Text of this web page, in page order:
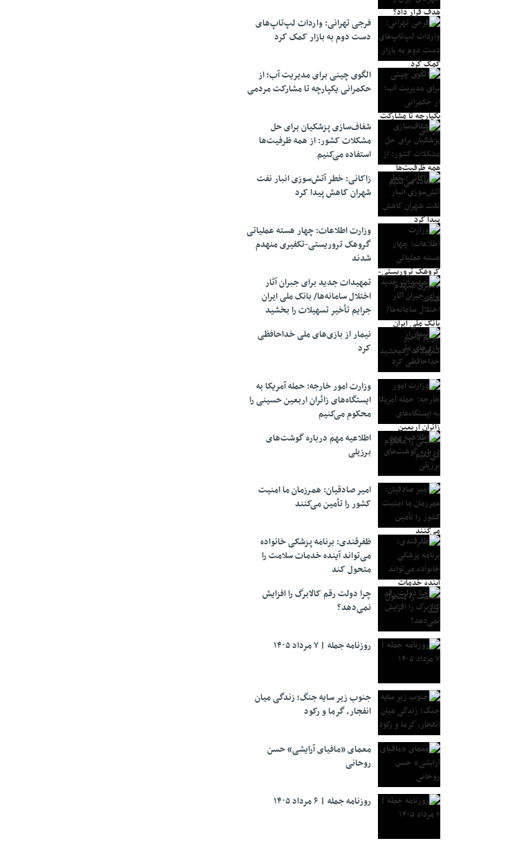
فرجی تهرانی: واردات لپ‌تاپ‌های
دست دوم به بازار کمک کرد
الگوی چینی برای مدیریت آب؛ از
حکمرانی یکپارچه تا مشارکت مردمی
شفاف‌سازی پزشکیان برای حل
مشکلات کشور: از همه ظرفیت‌ها
استفاده می‌کنیم
زاکانی: خطر آتش‌سوزی انبار نفت
شهران کاهش پیدا کرد
وزارت اطلاعات: چهار هسته‌ عملیاتی
گروهک‌ تروریستی-تکفیری منهدم
شدند
تمهیدات جدید برای جبران آثار
اختلال سامانه‌ها/ بانک ملی ایران
جرایم تأخیر تسهیلات را بخشید
نیمار از بازی‌های ملی خداحافظی
کرد
وزارت امور خارجه: حمله آمریکا به
ایستگاه‌های زائران اربعین حسینی را
محکوم می‌کنیم
اطلاعیه مهم درباره گوشت‌های
برزیلی
امیر صادقیان: همرزمان ما امنیت
کشور را تأمین می‌کنند
ظفرقندی: برنامه پزشکی خانواده
می‌تواند آینده خدمات سلامت را
متحول کند
چرا دولت رقم کالابرگ را افزایش
نمی‌دهد؟
روزنامه جمله | ۷ مرداد ۱۴۰۵
جنوب زیر سایه جنگ؛ زندگی میان
انفجار، گرما و رکود
معمای «مافیای آرایشی» حسن
روحانی
روزنامه جمله | ۶ مرداد ۱۴۰۵